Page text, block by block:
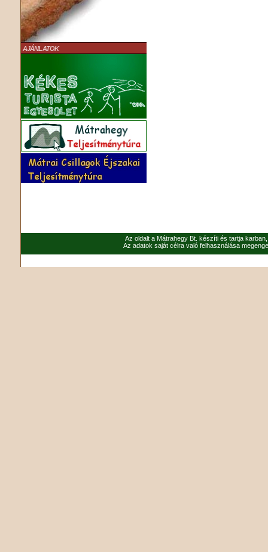
AJÁNLATOK
Az oldalt a Mátrahegy Bt. készíti és tartja
Az adatok saját célra való felhasználása